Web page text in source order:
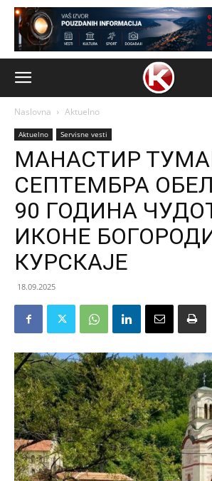
Naslovna Aktuelno
Aktuelno Servisne vesti
МАНАСТИР
СЕПТЕМБРА
90 ГОДИНА
ИКОНЕ
КУРСКАЈЕ
18.09.2025